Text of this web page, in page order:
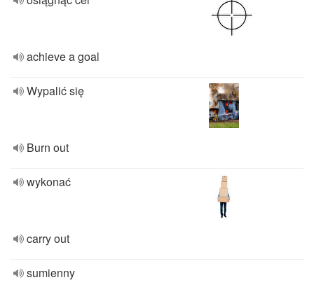
achieve a goal
Wypalić się
Burn out
wykonać
carry out
sumienny